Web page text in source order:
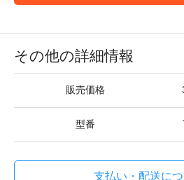
その他の詳細情報
販売価格
型番
支払い・配送に